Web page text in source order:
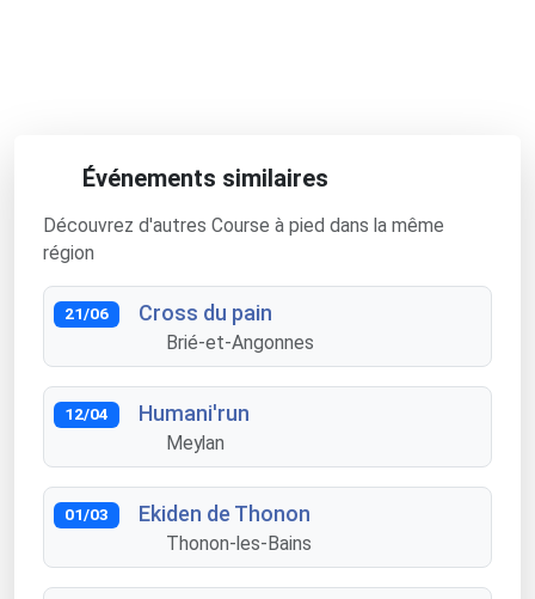
Événements similaires
Découvrez d'autres Course à pied dans la même
région
21/06 Cross du pain
Brié-et-Angonnes
12/04 Humani'run
Meylan
01/03 Ekiden de Thonon
Thonon-les-Bains